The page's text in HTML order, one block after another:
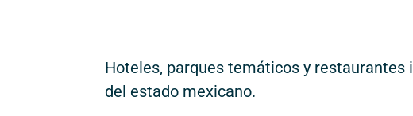
Hoteles, parques temáticos y
del estado mexicano.